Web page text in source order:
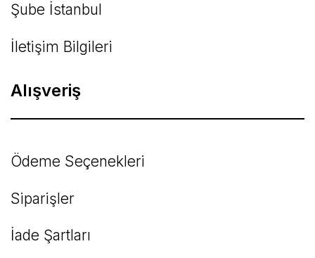
Şube İstanbul
İletişim Bilgileri
Alışveriş
Ödeme Seçenekleri
Siparişler
İade Şartları